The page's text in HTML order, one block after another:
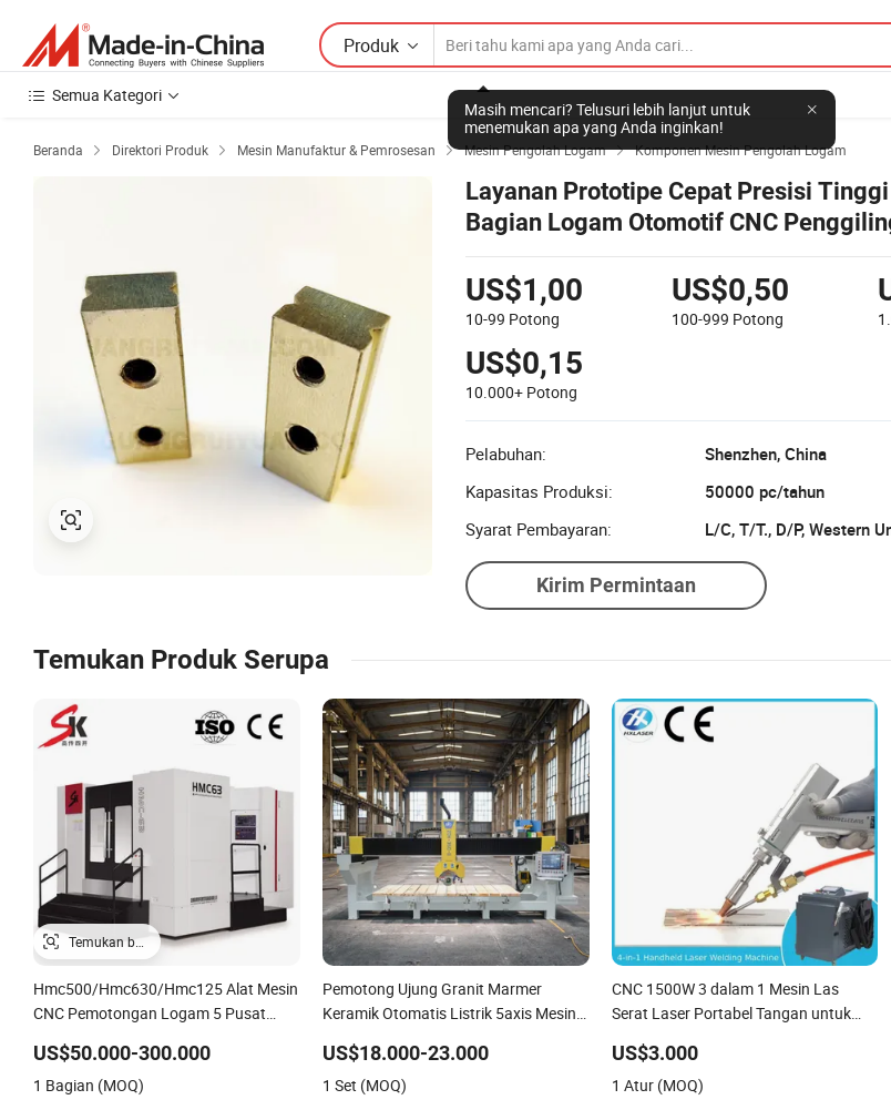
Produk
Masih mencari? Telusuri lebih lanjut untuk
menemukan apa yang Anda inginkan!
Semua Kategori
Beranda  Direktori Produk  Mesin Manufaktur & Pemrosesan  Mesin Pengolah Logam  Komponen Mesin Pengolah Logam
Layanan Prototipe Cepat Presisi
Bagian Logam Otomotif CNC
Cadangan Kuningan untuk Mobil
Keyboard
US$1,00
10-99 Potong
US$0,50
100-999 Potong
US$0,15
10.000+ Potong
Pelabuhan:
Shenzhen, China
Kapasitas Produksi:
50000 pc/tahun
Syarat Pembayaran:
L/C, T/T., D/P, Western
Kirim Permintaan
Temukan Produk Serupa
Hmc500/Hmc630/Hmc125 Alat Mesin
CNC Pemotongan Logam 5 Pusat
US$50.000-300.000
1 Bagian (MOQ)
Pemotong Ujung Granit Marmer
Keramik Otomatis Listrik 5axis Mesin
Pabrik Meja Harga Pabrik
US$18.000-23.000
1 Set (MOQ)
CNC 1500W 3 dalam 1 Mesin Las
Serat Laser Portabel Tangan untuk
US$3.000
1 Atur (MOQ)